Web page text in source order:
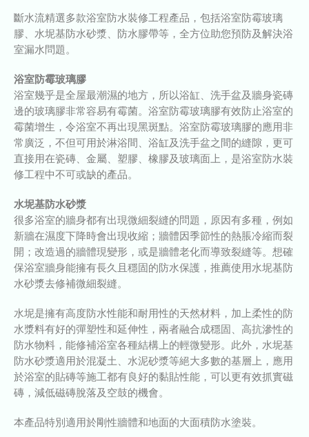
斷水流精選多款浴室防水裝修工程產品，包括浴室防霉玻璃
膠、水坭基防水砂漿、防水膠帶等，全方位助您預防及解決浴
室漏水問題。
浴室防霉玻璃膠
浴室幾乎是全屋最潮濕的地方，所以浴缸、洗手盆及牆身瓷磚
邊的玻璃膠非常容易有霉菌。浴室防霉玻璃膠有效防止浴室的
霉菌增生，令浴室不再出現黑斑點。浴室防霉玻璃膠的應用非
常廣泛，不但可用於淋浴間、浴缸及洗手盆之間的縫隙，更可
直接用在瓷磚、金屬、塑膠、橡膠及玻璃面上，是浴室防水裝
修工程中不可或缺的產品。
水坭基防水砂漿
很多浴室的牆身都有出現微細裂縫的問題，原因有多種，例如
新牆在濕度下降時會出現收縮；牆體因季節性的熱脹冷縮而裂
開；改造過的牆體現變形，或是牆體老化而導致裂縫等。想確
保浴室牆身能擁有長久且穩固的防水保護，推薦使用水坭基防
水砂漿去修補微細裂縫。
水坭是擁有高度防水性能和耐用性的天然材料，加上柔性的防
水漿料有好的彈塑性和延伸性，兩者融合成穩固、高抗滲性的
防水物料，能修補浴室各種結構上的輕微變形。此外，水坭基
防水砂漿適用於混凝土、水泥砂漿等絕大多數的基層上，應用
於浴室的貼磚等施工都有良好的黏貼性能，可以更有效抓實磁
磚，減低磁磚脫落及空鼓的機會。
本產品特別適用於剛性牆體和地面的大面積防水塗裝。